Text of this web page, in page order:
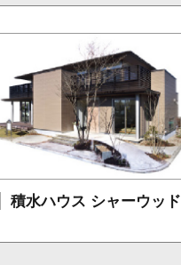
積水ハウス シャーウッド